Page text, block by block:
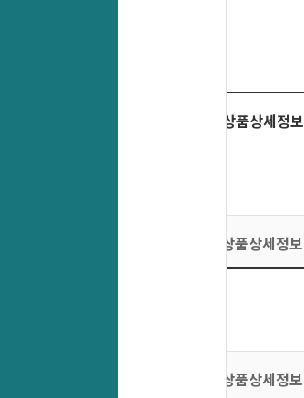
상품상세정보
상품상세정보
상품상세정보